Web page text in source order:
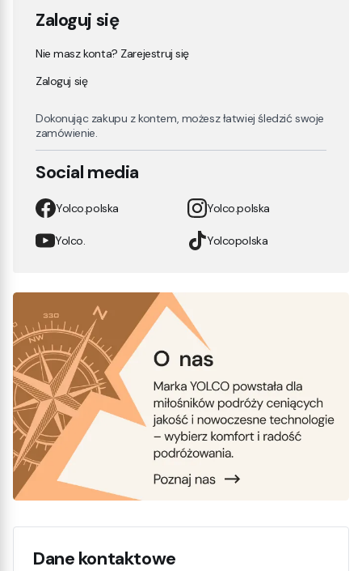
Zaloguj się
Nie masz konta? Zarejestruj się
Zaloguj się
Dokonując zakupu z kontem, możesz łatwiej śledzić swoje
zamówienie.
Social media
Yolco.polska Yolco.polska
Yolco. Yolcopolska
Dane kontaktowe